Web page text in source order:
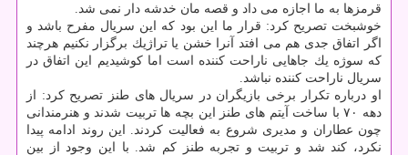
قرمزها به ما اجازه می داد و قصه مان خدشه دار نمی شد.
خوشبخت تصریح كرد: قرار ما این بود كه این سریال مفرح باشد و
اگر اتفاق جدی هم می افتد آنرا خشن یا تراژیك برگزار نكنیم هرچند
كه سوژه یك جاهایی ناراحت كننده است اما كوشیدیم این اتفاق در
سریال ناراحت كننده نباشد.
او درباره تكرار برخی بازیگران در سریال های طنز تصریح كرد: از
دهه ۷۰ با ساخت آیتم های طنز این بچه ها تربیت شدند و هنرمندانی
چون عطاران و مدیری شروع به فعالیت كردند. این روند ادامه پیدا
نكرد، كند شد و تربیت و تجربه طنز كم شد. با این وجود از بین